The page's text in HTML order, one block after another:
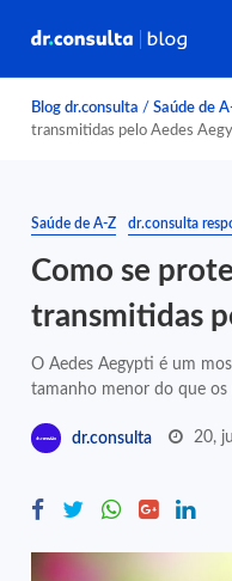
Blog dr.consulta / Saúde de
transmitidas pelo Aedes
Saúde de A-Z dr.consulta
Como se
transmitidas
O Aedes Aegypti é um
tamanho menor do que
dr.consulta 20,